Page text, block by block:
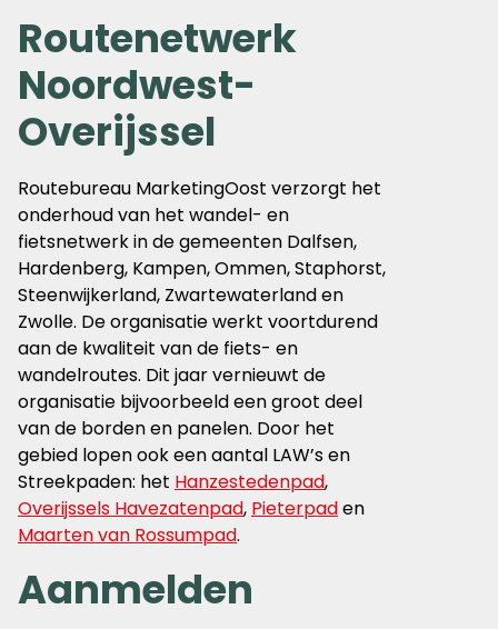
Routenetwerk
Noordwest-
Overijssel
Routebureau MarketingOost verzorgt het
onderhoud van het wandel- en
fietsnetwerk in de gemeenten Dalfsen,
Hardenberg, Kampen, Ommen, Staphorst,
Steenwijkerland, Zwartewaterland en
Zwolle. De organisatie werkt voortdurend
aan de kwaliteit van de fiets- en
wandelroutes. Dit jaar vernieuwt de
organisatie bijvoorbeeld een groot deel
van de borden en panelen. Door het
gebied lopen ook een aantal LAW’s en
Streekpaden: het Hanzestedenpad,
Overijssels Havezatenpad, Pieterpaden
Maarten van Rossumpad.
Aanmelden